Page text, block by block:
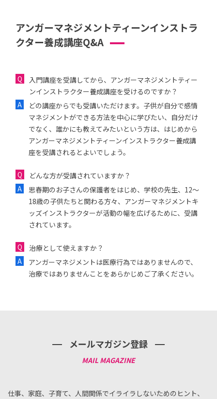
アンガーマネジメントティーンインストラ
クター養成講座Q&A
入門講座を受講してから、アンガーマネジメントティー
ンインストラクター養成講座を受けるのですか？
どの講座からでも受講いただけます。子供が自分で感情
マネジメントができる方法を中心に学びたい、自分だけ
でなく、誰かにも教えてみたいという方は、はじめから
アンガーマネジメントティーンインストラクター養成講
座を受講されるとよいでしょう。
どんな方が受講されていますか？
思春期のお子さんの保護者をはじめ、学校の先生、12〜
18歳の子供たちと関わる方々、アンガーマネジメントキ
ッズインストラクターが活動の幅を広げるために、受講
されています。
治療として使えますか？
アンガーマネジメントは医療行為ではありませんので、
治療ではありませんことをあらかじめご了承ください。
メールマガジン登録
仕事、家庭、子育て、人間関係でイライラしないためのヒント、